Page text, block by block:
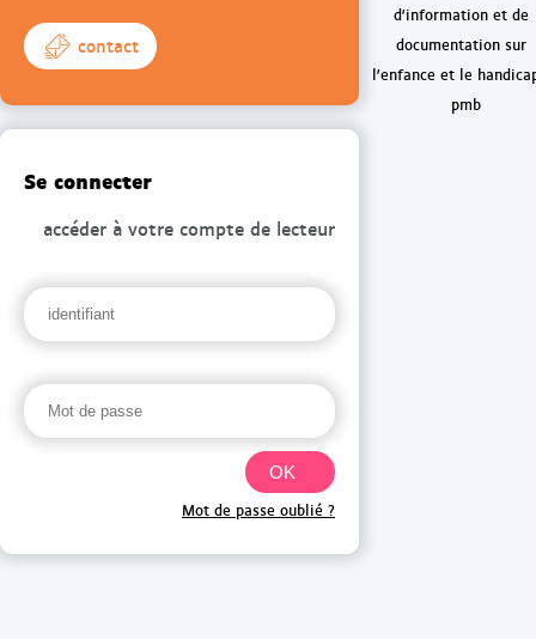
d'information et de
documentation sur
l'enfance et le
pmb
contact
Se connecter
accéder à votre compte de lecteur
Mot de passe oublié ?